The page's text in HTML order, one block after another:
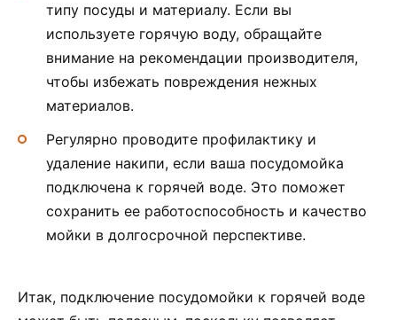
типу посуды и материалу. Если вы
используете горячую воду, обращайте
внимание на рекомендации производителя,
чтобы избежать повреждения нежных
материалов.
Регулярно проводите профилактику и
удаление накипи, если ваша посудомойка
подключена к горячей воде. Это поможет
сохранить ее работоспособность и качество
мойки в долгосрочной перспективе.
Итак, подключение посудомойки к горячей воде